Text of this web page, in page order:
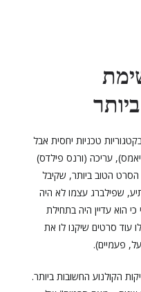
טכניות יחסית אבל
עריכה (ורנס פילדס)
הטוב ביותר, שקיבל
שפילברג עצמו לא היה
הוא עדיין היה בתחילת
עוד סרטים שיקנו לו את
פעמיים).
הקולנוע החשובות ביותר.